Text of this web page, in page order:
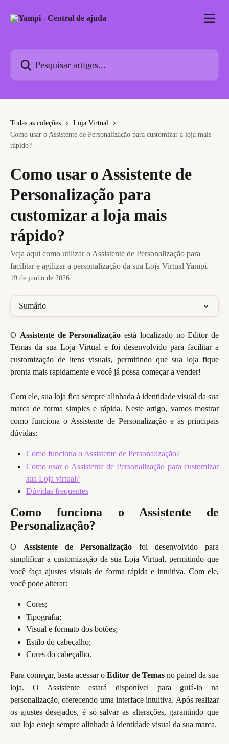
Todas as coleções
Loja Virtual
Como usar o Assistente de Personalização para customizar a loja mais
rápido?
Como usar o Assistente de
Personalização para
customizar a loja mais
rápido?
Veja aqui como utilizar o Assistente de Personalização para
facilitar e agilizar a personalização da sua Loja Virtual Yampi.
19 de junho de 2026
Sumário
O Assistente de Personalização está localizado no Editor de
Temas da sua Loja Virtual e foi desenvolvido para facilitar a
customização de itens visuais, permitindo que sua loja fique
pronta mais rapidamente e você já possa começar a vender!
Com ele, sua loja fica sempre alinhada à identidade visual da sua
marca de forma simples e rápida. Neste artigo, vamos mostrar
como funciona o Assistente de Personalização e as principais
dúvidas:
Como funciona o Assistente de Personalização?
Como usar o Assistente de Personalização para customizar
sua Loja virtual?
Dúvidas frequentes
Como funciona o Assistente de
Personalização?
O Assistente de Personalização foi desenvolvido para
simplificar a customização da sua Loja Virtual, permitindo que
você faça ajustes visuais de forma rápida e intuitiva. Com ele,
você pode alterar:
Cores;
Tipografia;
Visual e formato dos botões;
Estilo do cabeçalho;
Cores do cabeçalho.
Para começar, basta acessar oEditor de Temasno painel da sua
loja. O Assistente estará disponível para guiá-lo na
personalização, oferecendo uma interface intuitiva. Após realizar
os ajustes desejados, é só salvar as alterações, garantindo que
sua loja esteja sempre alinhada à identidade visual da sua marca.